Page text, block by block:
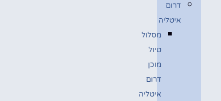
דרום
איטליה
מסלול
טיול
מוכן
דרום
איטליה